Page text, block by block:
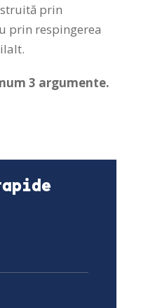
prin
prin respingerea
3 argumente.